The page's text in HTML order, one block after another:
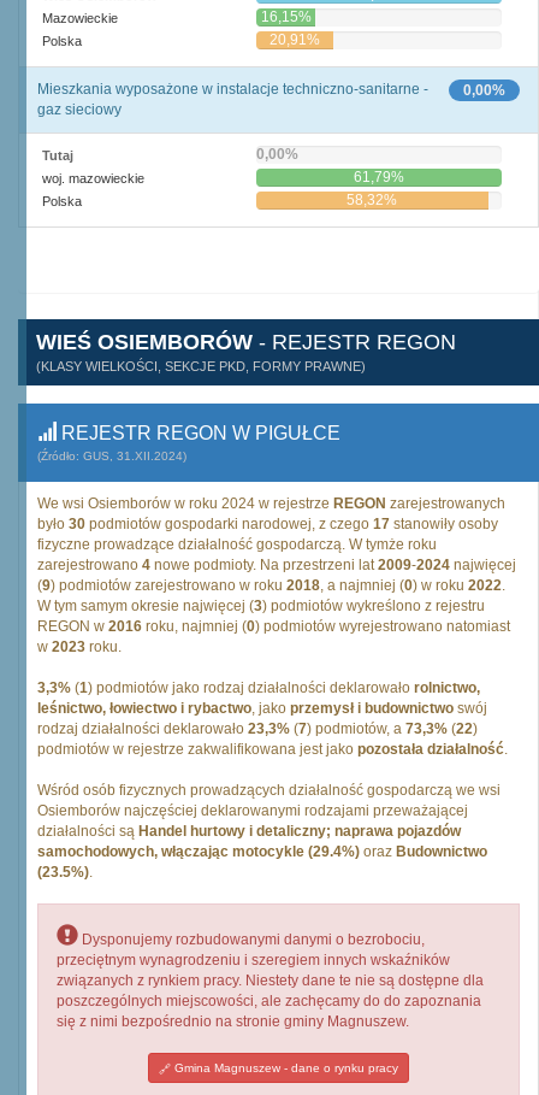
Mazowieckie 16,15%
Polska 20,91%
0,00%
Mieszkania wyposażone w instalacje techniczno-sanitarne -
gaz sieciowy
Tutaj 0,00%
woj. mazowieckie 61,79%
Polska 58,32%
WIEŚ OSIEMBORÓW - REJESTR REGON
(KLASY WIELKOŚCI, SEKCJE PKD, FORMY PRAWNE)
REJESTR REGON W PIGUŁCE
(Źródło: GUS, 31.XII.2024)
We wsi Osiemborów w roku 2024 w rejestrze REGON zarejestrowanych
było 30 podmiotów gospodarki narodowej, z czego 17 stanowiły osoby
fizyczne prowadzące działalność gospodarczą. W tymże roku
zarejestrowano 4 nowe podmioty. Na przestrzeni lat2009-2024 najwięcej
(9) podmiotów zarejestrowano w roku 2018, a najmniej (0) w roku 2022.
W tym samym okresie najwięcej (3) podmiotów wykreślono z rejestru
REGON w 2016 roku, najmniej (0) podmiotów wyrejestrowano natomiast
w 2023 roku.
3,3% (1) podmiotów jako rodzaj działalności deklarowało rolnictwo,
leśnictwo, łowiectwo i rybactwo, jako przemysł i budownictwo swój
rodzaj działalności deklarowało 23,3% (7) podmiotów, a 73,3% (22)
podmiotów w rejestrze zakwalifikowana jest jako pozostała działalność.
Wśród osób fizycznych prowadzących działalność gospodarczą we wsi
Osiemborów najczęściej deklarowanymi rodzajami przeważającej
działalności są Handel hurtowy i detaliczny; naprawa pojazdów
samochodowych, włączając motocykle (29.4%) oraz Budownictwo
(23.5%).
Dysponujemy rozbudowanymi danymi o bezrobociu,
przeciętnym wynagrodzeniu i szeregiem innych wskaźników
związanych z rynkiem pracy. Niestety dane te nie są dostępne dla
poszczególnych miejscowości, ale zachęcamy do do zapoznania
się z nimi bezpośrednio na stronie gminy Magnuszew.
Gmina Magnuszew - dane o rynku pracy